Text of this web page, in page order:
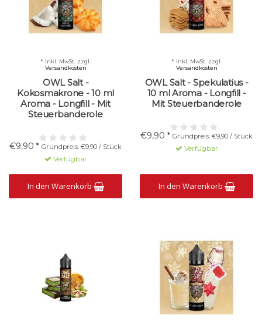
OWL Salt -
Kokosmakrone - 10 ml
Aroma - Longfill - Mit
Steuerbanderole
€9,90 * Grundpreis: €9,90 / Stück
* Inkl. MwSt. zzgl.
Versandkosten
Verfügbar
In den Warenkorb
OWL Salt - Spekulatius -
10 ml Aroma - Longfill -
Mit Steuerbanderole
€9,90 * Grundpreis: €9,90 / Stück
* Inkl. MwSt. zzgl.
Versandkosten
Verfügbar
In den Warenkorb